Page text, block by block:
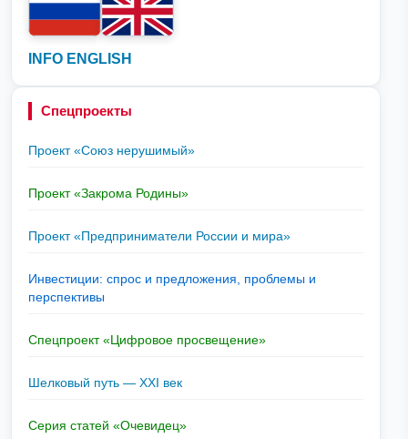
INFO ENGLISH
Спецпроекты
Проект «Союз нерушимый»
Проект «Закрома Родины»
Проект «Предприниматели России и мира»
Инвестиции: спрос и предложения, проблемы и
перспективы
Спецпроект «Цифровое просвещение»
Шелковый путь — XXI век
Серия статей «Очевидец»